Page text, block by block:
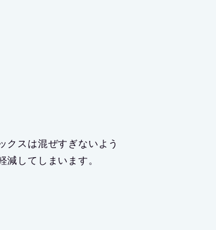
クスは混ぜすぎないよう
してしまいます。